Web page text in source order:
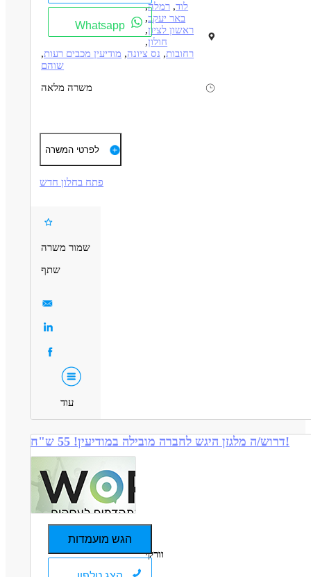
Whatsapp
לוד, רמלה,
באר יעקב,
ראשון לציון,
חולון,
רחובות, נס ציונה, מודיעין מכבים רעות,
שוהם
משרה מלאה
05:50-12:30
דרישות
נהגים, רכב ותחבורה - נהג/ת שינוע
מאפייני משרה
עבודה לפי שעות
לפרטי המשרה
פתח בחלון חדש
שמור משרה
שתף
עוד
דרוש/ה מלגזן היגש לחברה מובילה במודיעין! 55 ש"ח!
הגש מועמדות
וורקי